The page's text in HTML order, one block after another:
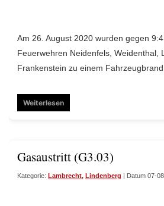
Am 26. August 2020 wurden gegen
Feuerwehren Neidenfels, Weidenthal,
Frankenstein zu einem
Weiterlesen
Gasaustritt (G3.03)
Kategorie: Lambrecht, Lindenberg | Datum 07-